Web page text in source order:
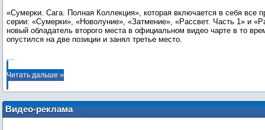
«Сумерки. Сага. Полная Коллекция», которая включается в себя
серии: «Сумерки», «Новолуние», «Затмение», «Рассвет. Часть 1» и
новый обладатель второго места в официальном видео чарте в то
...
Читать дальше »
Видео-реклама